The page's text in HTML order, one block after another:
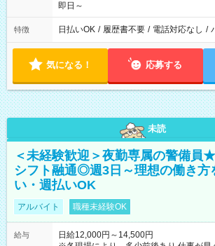
即日～
特徴 日払いOK / 履歴書不要 / 電話対応なし /
気になる！ 応募する
未読
＜未経験歓迎＞夜勤専属の警備員
シフト融通◎週3日～理想の働き方
い・週払いOK
アルバイト 職種未経験OK
給与
日給12,000円～14,500円